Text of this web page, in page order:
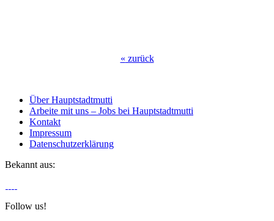
« zurück
Über Hauptstadtmutti
Arbeite mit uns – Jobs bei Hauptstadtmutti
Kontakt
Impressum
Datenschutzerklärung
Bekannt aus:
Follow us!